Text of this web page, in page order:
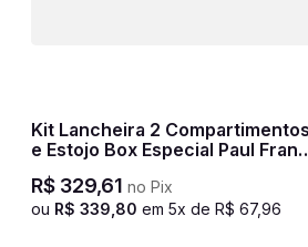
Kit Lancheira 2 Compartimentos
e Estojo Box Especial Paul Frank
R$ 329,61 no Pix
ou R$ 339 80 em 5x de R$ 67,96